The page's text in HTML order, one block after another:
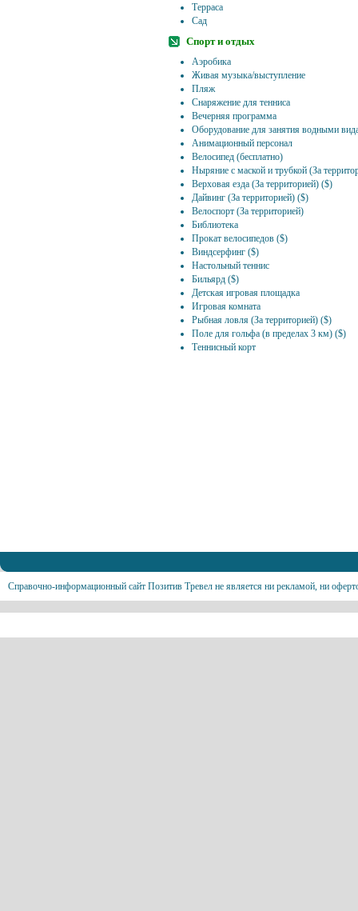
Терраса
Сад
Спорт и отдых
Аэробика
Живая музыка/выступление
Пляж
Снаряжение для тенниса
Вечерняя программа
Оборудование для занятия водными
Анимационный персонал
Велосипед (бесплатно)
Ныряние с маской и трубкой (За
Верховая езда (За территорией) ($)
Дайвинг (За территорией) ($)
Велоспорт (За территорией)
Библиотека
Прокат велосипедов ($)
Виндсерфинг ($)
Настольный теннис
Бильярд ($)
Детская игровая площадка
Игровая комната
Рыбная ловля (За территорией) ($)
Поле для гольфа (в пределах 3 км) ($)
Теннисный корт
Справочно-информационный сайт Позитив Тревел не является ни рекламой, ни